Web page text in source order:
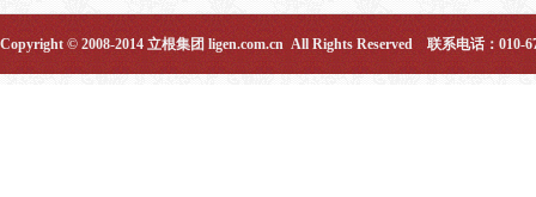
Copyright © 2008-2014 立根集团 ligen.com.cn All Rights Reserved 联系电话：010-